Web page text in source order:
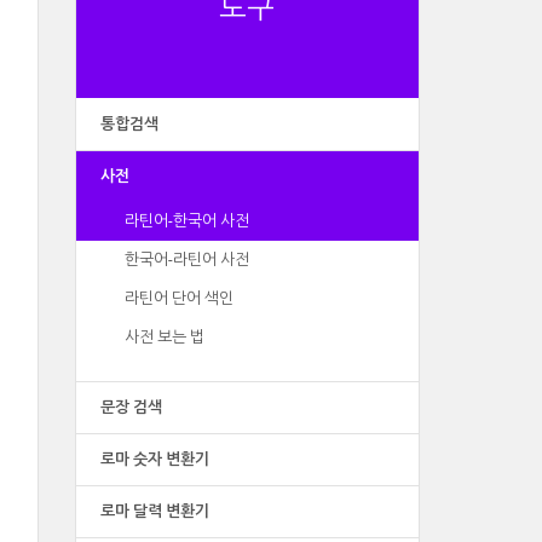
도구
통합검색
사전
라틴어-한국어 사전
한국어-라틴어 사전
라틴어 단어 색인
사전 보는 법
문장 검색
로마 숫자 변환기
로마 달력 변환기